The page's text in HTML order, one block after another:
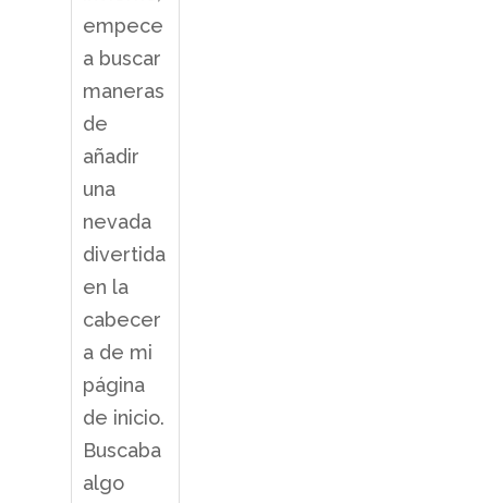
empece
a buscar
maneras
de
añadir
una
nevada
divertida
en la
cabecer
a de mi
página
de inicio.
Buscaba
algo